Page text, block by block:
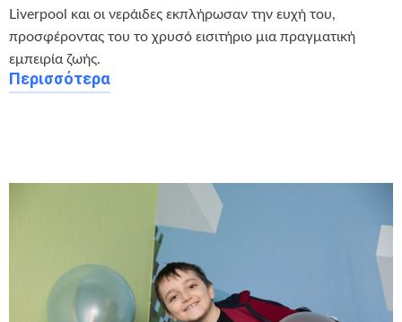
Liverpool και οι νεράιδες εκπλήρωσαν την ευχή του,
προσφέροντας του το χρυσό εισιτήριο μια πραγματική
εμπειρία ζωής.
Περισσότερα